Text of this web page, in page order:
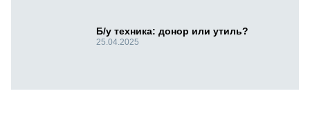
Б/у техника: донор или утиль?
25.04.2025